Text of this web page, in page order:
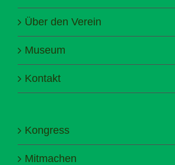
Über den Verein
Museum
Kontakt
Kongress
Mitmachen